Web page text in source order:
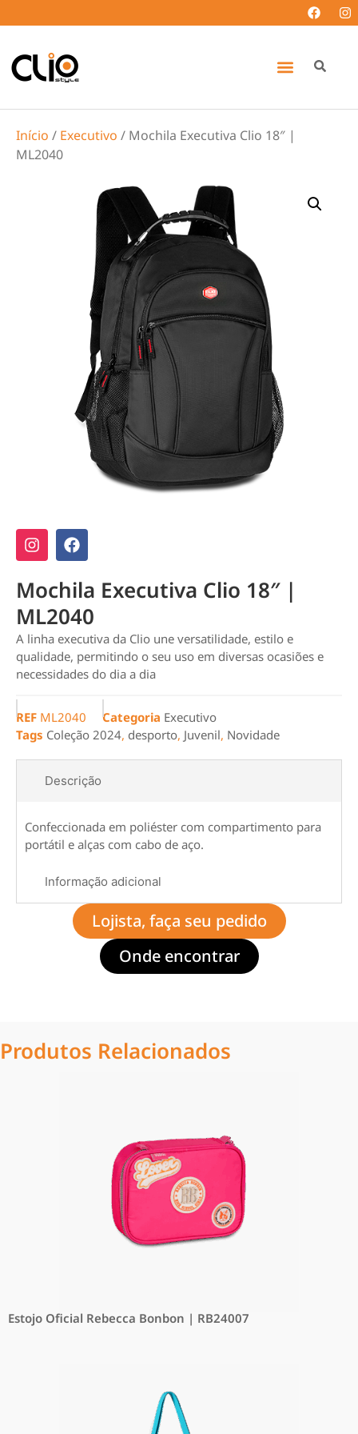
Início / Executivo / Mochila Executiva Clio 18″ |
ML2040
Mochila Executiva Clio 18″ |
ML2040
A linha executiva da Clio une versatilidade, estilo e
qualidade, permitindo o seu uso em diversas ocasiões e
necessidades do dia a dia
REF ML2040 Categoria Executivo
Tags Coleção 2024, desporto, Juvenil, Novidade
Descrição
Informação adicional
Confeccionada em poliéster com compartimento para
portátil e alças com cabo de aço.
Lojista, faça seu pedido
Onde encontrar
Produtos Relacionados
Estojo Oficial Rebecca Bonbon | RB24007